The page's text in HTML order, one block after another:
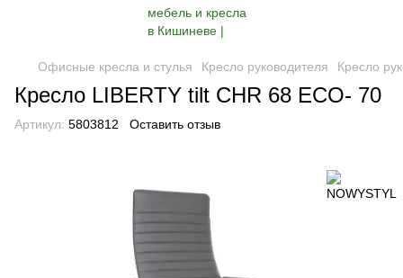
Офисные кресла и стулья Кресло руководителя Кресло
Кресло LIBERTY tilt CHR 68 ECO- 70
Артикул: 5803812 Оставить отзыв